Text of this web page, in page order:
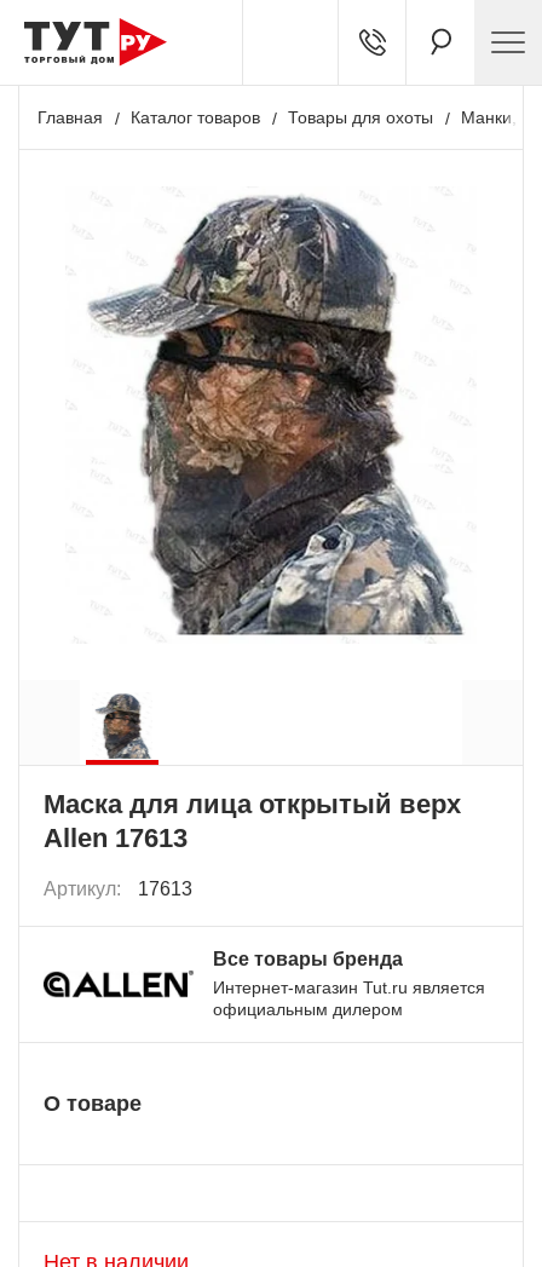
Главная Каталог товаров Товары для охоты Манки,
Маска для лица открытый верх
Allen 17613
Артикул: 17613
Все товары бренда
Интернет-магазин Tut.ru является
официальным дилером
О товаре
Нет в наличии